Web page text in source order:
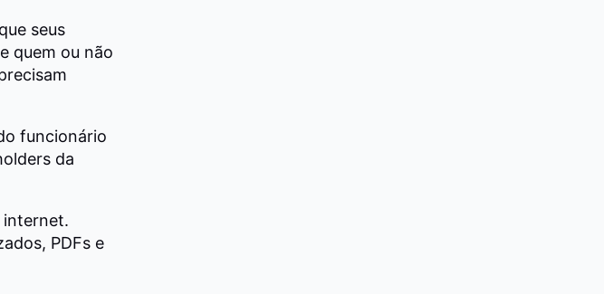
seus
quem ou não
funcionário
da
internet.
PDFs e